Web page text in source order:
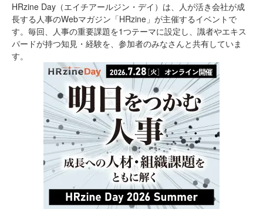
HRzine Day（エイチアールジン・デイ）は、人が活き会社が成
長する人事のWebマガジン「HRzine」が主催するイベントで
す。毎回、人事の重要課題を1つテーマに設定し、識者やエキス
パードが持つ知見・経験を、参加者のみなさんと共有していま
す。